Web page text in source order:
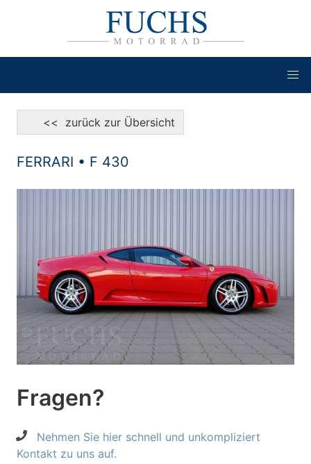
<< zurück zur Übersicht
FERRARI • F 430
Fragen?
Nehmen Sie hier schnell und unkompliziert
Kontakt zu uns auf.